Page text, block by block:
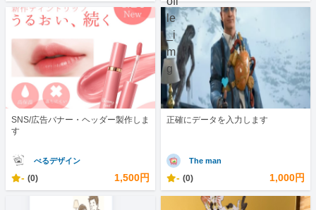
SNS/広告バナー・ヘッダー製作しま
す
べるデザイン
- (0) 1,500円
正確にデータを入力します
The man
- (0) 1,000円